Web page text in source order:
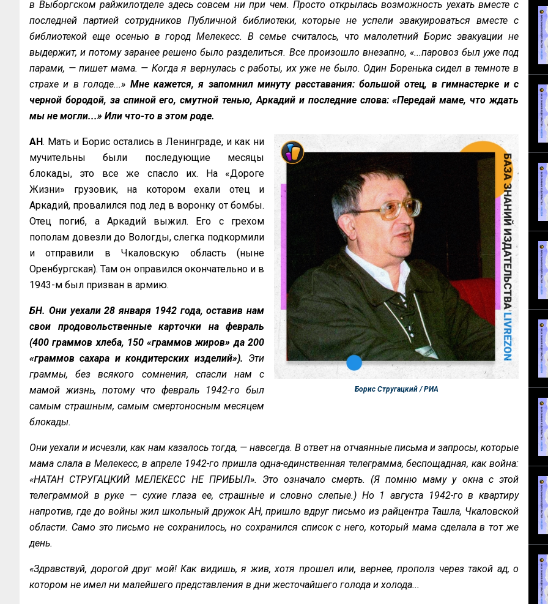
в Выборгском райжилотделе здесь совсем ни при чем. Просто открылась возможность уехать вместе с
последней партией сотрудников Публичной библиотеки, которые не успели эвакуироваться вместе с
библиотекой еще осенью в город Мелекесс. В семье считалось, что малолетний Борис эвакуации не
выдержит, и потому заранее решено было разделиться. Все произошло внезапно, «...паровоз был уже под
парами, — пишет мама. — Когда я вернулась с работы, их уже не было. Один Боренька сидел в темноте в
страхе и в голоде...» Мне кажется, я запомнил минуту расставания: большой отец, в гимнастерке и с
черной бородой, за спиной его, смутной тенью, Аркадий и последние слова: «Передай маме, что ждать
мы не могли...» Или что-то в этом роде.
Борис Стругацкий / РИА
АН. Мать и Борис остались в Ленинграде, и как ни
мучительны были последующие месяцы
блокады, это все же спасло их. На «Дороге
Жизни» грузовик, на котором ехали отец и
Аркадий, провалился под лед в воронку от бомбы.
Отец погиб, а Аркадий выжил. Его с грехом
пополам довезли до Вологды, слегка подкормили
и отправили в Чкаловскую область (ныне
Оренбургская). Там он оправился окончательно и в
1943-м был призван в армию.
БН. Они уехали 28 января 1942 года, оставив нам
свои продовольственные карточки на февраль
(400 граммов хлеба, 150 «граммов жиров» да 200
«граммов сахара и кондитерских изделий»). Эти
граммы, без всякого сомнения, спасли нам с
мамой жизнь, потому что февраль 1942-го был
самым страшным, самым смертоносным месяцем
блокады.
Они уехали и исчезли, как нам казалось тогда, — навсегда. В ответ на отчаянные письма и запросы, которые
мама слала в Мелекесс, в апреле 1942-го пришла одна-единственная телеграмма, беспощадная, как война:
«НАТАН СТРУГАЦКИЙ МЕЛЕКЕСС НЕ ПРИБЫЛ». Это означало смерть. (Я помню маму у окна с этой
телеграммой в руке — сухие глаза ее, страшные и словно слепые.) Но 1 августа 1942-го в квартиру
напротив, где до войны жил школьный дружок АН, пришло вдруг письмо из райцентра Ташла, Чкаловской
области. Само это письмо не сохранилось, но сохранился список с него, который мама сделала в тот же
день.
«Здравствуй, дорогой друг мой! Как видишь, я жив, хотя прошел или, вернее, прополз через такой ад, о
котором не имел ни малейшего представления в дни жесточайшего голода и холода...